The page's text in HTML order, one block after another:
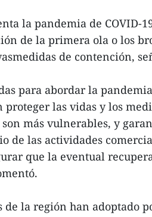
la pandemia de COVID-
de la primera ola o los
de contención,
para abordar la
las vidas y los
más vulnerables, y
de las actividades
que la eventual
la región han adoptado